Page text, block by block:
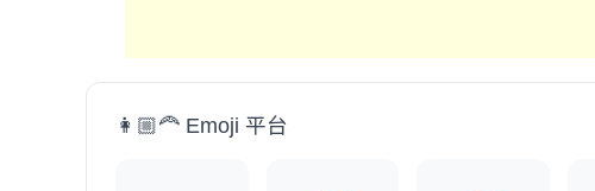
👩🏼‍🦰 Emoji 平台